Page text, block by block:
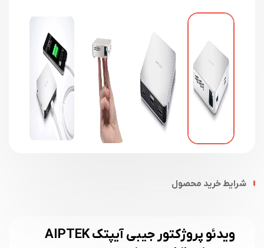
شرایط خرید محصول
ویدئو پروژکتور جیبی آیپتک AIPTEK